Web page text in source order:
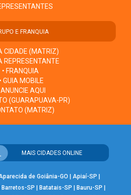
E FRANQUIA
CIDADE (MATRIZ)
REPRESENTANTE
• FRANQUIA
• GUIA MOBILE
ANUNCIE AQUI
(GUARAPUAVA-PR)
(MATRIZ)
MAIS CIDADES ONLINE
de Goiânia-GO Apiaí-SP
Barretos-SP Batatais-SP Bauru-SP